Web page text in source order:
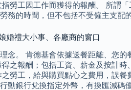
勞工因工作而獲得的報酬。 所謂
的時間，但不包括不受僱主支
婚禮大小事、各廠商的窗口
念。 肯德基會依據送餐距離、您
之報酬；包括工資、薪金及按計
勞工，給與購買點心之費用，誤
動銀行兌換指定外幣，有換匯減